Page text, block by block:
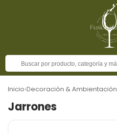
Inicio›Decoración & Ambientación
Jarrones